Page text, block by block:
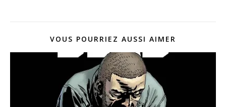
VOUS POURRIEZ AUSSI AIMER